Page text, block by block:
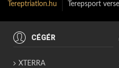
Tereptriatlon.hu Terepsport
CÉGÉR
XTERRA